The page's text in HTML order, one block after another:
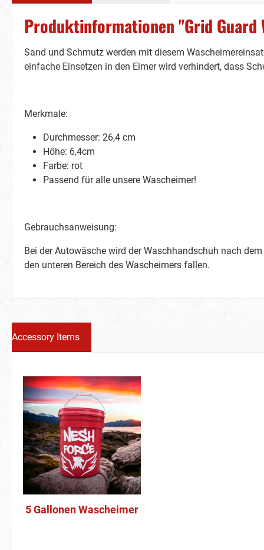
Produktinformationen "Grid Guard
Sand und Schmutz werden mit diesem
einfache Einsetzen in den Eimer wird verhindert, dass
Merkmale:
Durchmesser: 26,4 cm
Höhe: 6,4cm
Farbe: rot
Passend für alle unsere Wascheimer!
Gebrauchsanweisung:
Bei der Autowäsche wird der Waschhandschuh nach
den unteren Bereich des Wascheimers fallen.
Accessory Items
5 Gallonen Wascheimer